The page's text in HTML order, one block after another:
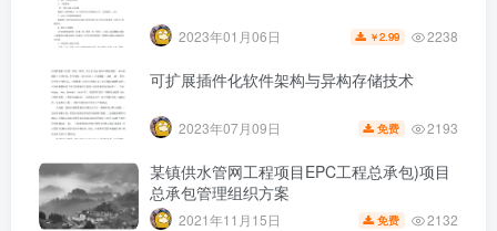
2023年01月06日 ￥2.99 2238
可扩展插件化软件架构与异构存储技术
2023年07月09日 免费 2193
某镇供水管网工程项目EPC工程总承包)项目
总承包管理组织方案
2021年11月15日 免费 2132